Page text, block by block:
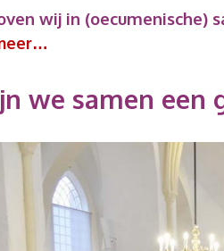
wij in (oecumenische)
we samen een